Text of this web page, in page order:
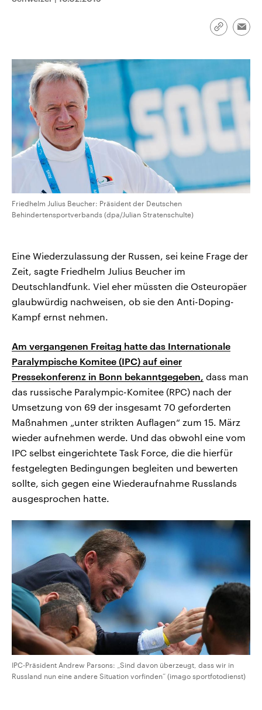
Link
Friedhelm Julius Beucher: Präsident der Deutschen
Behindertensportverbands (dpa/Julian Stratenschulte)
Eine Wiederzulassung der Russen, sei keine Frage der
Zeit, sagte Friedhelm Julius Beucher im
Deutschlandfunk. Viel eher müssten die Osteuropäer
glaubwürdig nachweisen, ob sie den Anti-Doping-
Kampf ernst nehmen.
Am vergangenen Freitag hatte das Internationale
Paralympische Komitee (IPC) auf einer
Pressekonferenz in Bonn bekanntgegeben, dass man
das russische Paralympic-Komitee (RPC) nach der
Umsetzung von 69 der insgesamt 70 geforderten
Maßnahmen „unter strikten Auflagen“ zum 15. März
wieder aufnehmen werde. Und das obwohl eine vom
IPC selbst eingerichtete Task Force, die die hierfür
festgelegten Bedingungen begleiten und bewerten
sollte, sich gegen eine Wiederaufnahme Russlands
ausgesprochen hatte.
IPC-Präsident Andrew Parsons: „Sind davon überzeugt, dass wir in
Russland nun eine andere Situation vorfinden“ (imago sportfotodienst)